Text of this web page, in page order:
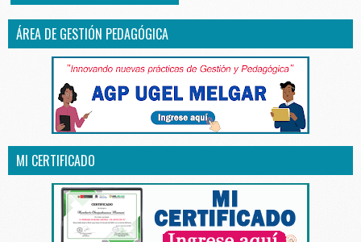
ÁREA DE GESTIÓN PEDAGÓGICA
MI CERTIFICADO